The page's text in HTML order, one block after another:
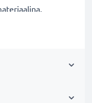
teleobjektiivi,